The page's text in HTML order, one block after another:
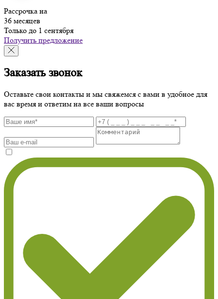
Рассрочка на
36 месяцев
Только до 1 сентября
Получить предложение
Заказать звонок
Оставьте свои контакты и мы свяжемся с вами в удобное для
вас время и ответим на все ваши вопросы